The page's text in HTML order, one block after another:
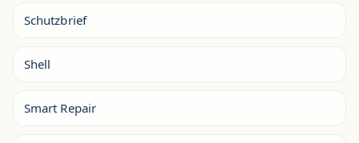
Schutzbrief
Shell
Smart Repair